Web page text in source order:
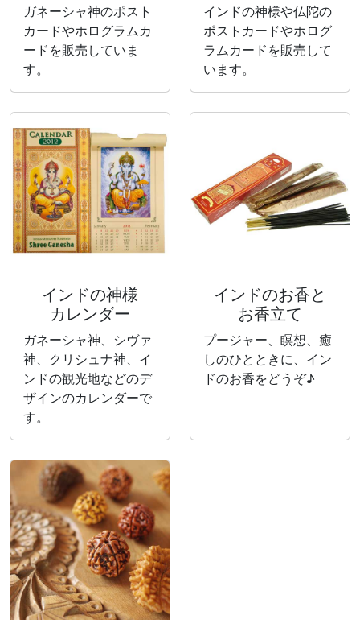
ガネーシャ神のポスト
カードやホログラムカ
ードを販売していま
す。
インドの神様や仏陀の
ポストカードやホログ
ラムカードを販売して
います。
インドの神様
カレンダー
ガネーシャ神、シヴァ
神、クリシュナ神、イ
ンドの観光地などのデ
ザインのカレンダーで
す。
インドのお香と
お香立て
プージャー、瞑想、癒
しのひとときに、イン
ドのお香をどうぞ♪